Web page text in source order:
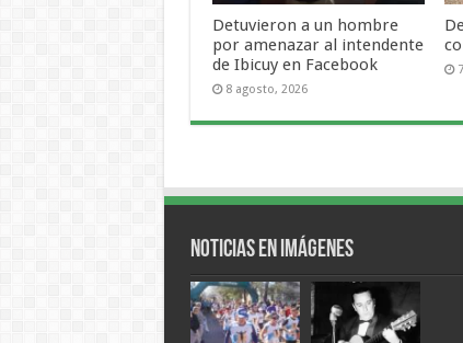
Detuvieron a un hombre
por amenazar al intendente
de Ibicuy en Facebook
8 agosto, 2026
Noticias en Imágenes